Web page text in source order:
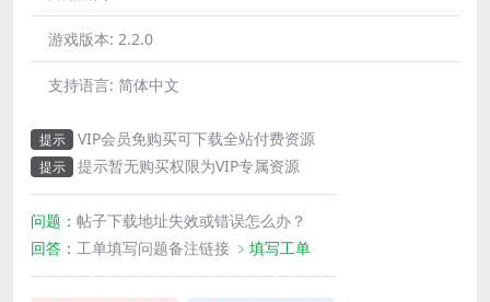
游戏版本: 2.2.0
支持语言: 简体中文
提示 VIP会员免购买可下载全站付费资源
提示
提示暂无购买权限为VIP专属资源
————————————————————
问题： 帖子下载地址失效或错误怎么办？
回答： 工单填写问题备注链接 ﹥填写工单
————————————————————